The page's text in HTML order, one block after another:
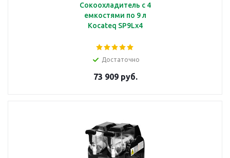
Сокоохладитель с 4
емкостями по 9 л
Kocateq SP9Lx4
Достаточно
73 909 руб.